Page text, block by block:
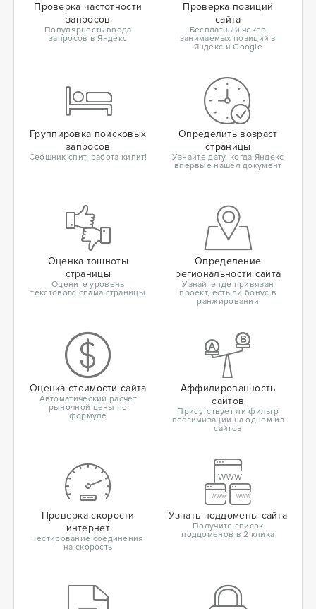
Проверка частотности
запросов
Популярность ввода
запросов в Яндекс
Проверка позиций
сайта
Бесплатный чекер
занимаемых позиций в
Яндекс и Google
Группировка поисковых
запросов
Сеошник спит, работа кипит!
Определить возраст
страницы
Узнайте дату, когда Яндекс
впервые нашел документ
Оценка тошноты
страницы
Оцените уровень
текстового спама страницы
Определение
региональности сайта
Узнайте где привязан
проект, есть ли бонус в
ранжировании
Оценка стоимости сайта
Автоматический расчет
рыночной цены по
формуле
Аффилированность
сайтов
Присутствует ли фильтр
пессимизации на одном из
сайтов
Проверка скорости
интернет
Тестирование соединения
на скорость
Узнать поддомены сайта
Получите список
поддоменов в 2 клика